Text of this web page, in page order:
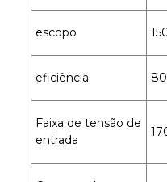
escopo
eficiência
Faixa de tensão de
entrada